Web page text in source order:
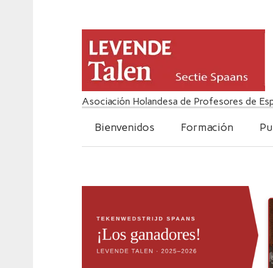
Asociación Holandesa de Profesores de
Bienvenidos Formación